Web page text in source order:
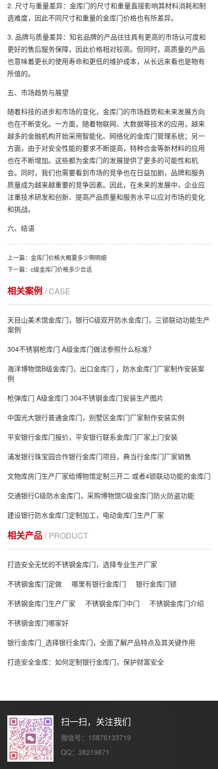
2. 尺寸与重量差异：金库门的尺寸和重量直接影响其材料消耗和制
造难度，因此不同尺寸和重量的金库门价格也有所差异。
3. 品牌与质量差异：知名品牌的产品往往具有更高的市场认可度和
更好的售后服务保障，因此价格相对较高。但同时，高质量的产品
也意味着更长的使用寿命和更低的维护成本，从长远来看也是物有
所值的。
五、市场趋势与展望
随着科技的进步和市场的变化，金库门的市场趋势和未来发展方向
也在不断变化。一方面，随着物联网、大数据等技术的应用，越来
越多的金融机构开始采用智能化、网络化的金库门管理系统；另一
方面，由于对安全性能的要求不断提高，特种合金等新材料的应用
也在不断增加。这些都为金库门的发展提供了更多的可能性和机
会。同时，我们也需要看到市场的竞争也在日益加剧，品牌和服务
质量成为越来越重要的竞争因素。因此，在未来的发展中，企业应
注重技术研发和创新、提高产品质量和服务水平以应对市场的变化
和挑战。
六、结语
上一篇：金库门价格大概要多少啊明细
下一篇：c级金库门价格多少合适
相关案例 / CASE
天目山美术馆金库门，银行C级双开防水金库门，三锁联动功能生产
案例
304不锈钢枪库门 A级金库门做法参照什么标准？
海洋博物馆B级金库门，出口金库门 ，防水金库门厂家制作安装案
例
枪弹库门 A级金库门 304不锈钢金库门安装生产图片
中国光大银行普通金库门，别墅区金库门厂家制作安装实例
平安银行金库门报价，平安银行联系金库门厂家上门安装
浦发银行珠宝园合作银行金库门项目，典当行金库门厂家销售
文物库房门生产厂家给博物馆定制三开二 或者4锁联动功能的金库门
交通银行C级防水金库门，采购博物馆C级金库门防火防盗功能
建设银行防水金库门定制加工，电动金库门生产厂家
相关产品 / PRODUCT
打造安全无忧的不锈钢金库门，选择专业生产厂家
不锈钢金库门定做
哪里有银行金库门
银行金库门锁
不锈钢金库门生产厂家
不锈钢金库门中门
不锈钢金库门介绍
不锈钢金库门哪家好
银行金库门_选择银行金库门，全面了解产品特点及其关键作用
打造安全金库：如何定制银行金库门，保护财富安全
扫一扫，关注我们
微信号：15876133719
QQ：38219871